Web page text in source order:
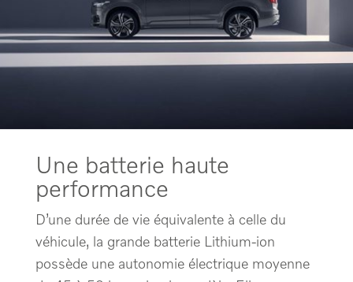
Une batterie haute
performance
D’une durée de vie équivalente à celle du
véhicule, la grande batterie Lithium-ion
possède une autonomie électrique moyenne